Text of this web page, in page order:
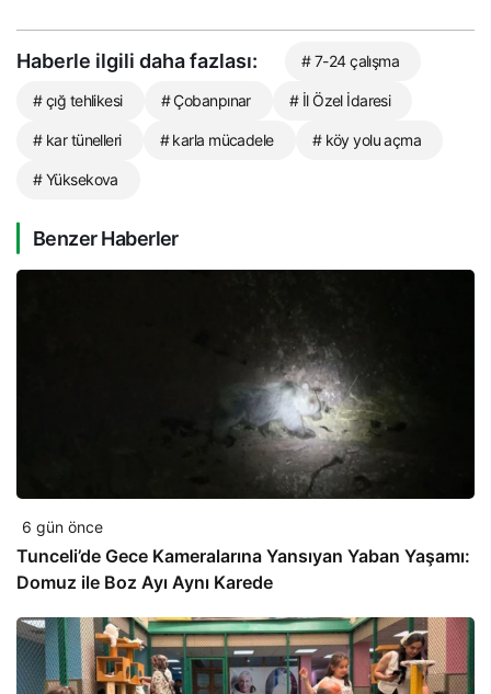
Haberle ilgili daha fazlası: # 7-24 çalışma
# çığ tehlikesi # Çobanpınar # İl Özel İdaresi
# kar tünelleri # karla mücadele # köy yolu açma
# Yüksekova
Benzer Haberler
6 gün önce
Tunceli’de Gece Kameralarına Yansıyan Yaban Yaşamı:
Domuz ile Boz Ayı Aynı Karede